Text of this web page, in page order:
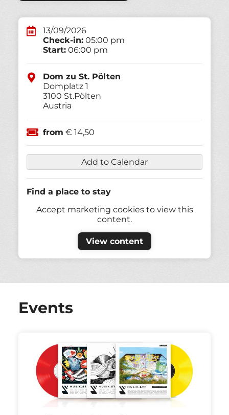
13/09/2026
Check-in: 05:00 pm
Start: 06:00 pm
Dom zu St. Pölten
Domplatz 1
3100 St.Pölten
Austria
from € 14,50
Add to Calendar
Find a place to stay
Accept marketing cookies to view this
content.
View content
Events